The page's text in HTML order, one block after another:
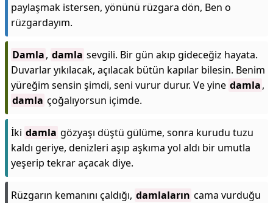
paylaşmak istersen, yönünü rüzgara dön, Ben o
rüzgardayım.
Damla, damla sevgili. Bir gün akıp gideceğiz hayata.
Duvarlar yıkılacak, açılacak bütün kapılar bilesin. Benim
yüreğim sensin şimdi, seni vurur durur. Ve yine damla,
damla çoğalıyorsun içimde.
İki damla gözyaşı düştü gülüme, sonra kurudu tuzu
kaldı geriye, denizleri aşıp aşkıma yol aldı bir umutla
yeşerip tekrar açacak diye.
Rüzgarın kemanını çaldığı, damlaların cama vurduğu